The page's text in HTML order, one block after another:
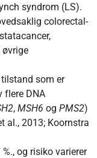
syndrom (LS).
colorectal-
øvrige
som er
flere DNA
,MSH6 ogPMS2)
al., 2013; Koornstra
og risiko varierer